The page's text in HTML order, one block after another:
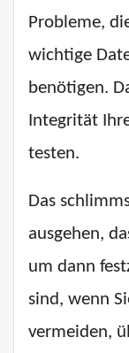
Probleme,
wichtige
benötigen.
Integrität
testen.
Das
ausgehen,
um dann
sind, wenn
vermeiden,